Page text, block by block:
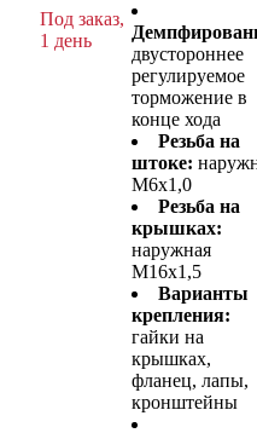
Под заказ,
1 день
двустороннее
регулируемое
торможение в
конце хода
Резьба на
штоке:
M6x1,0
Резьба на
крышках:
наружная
M16x1,5
Варианты
крепления:
гайки на
крышках,
фланец, лапы,
кронштейны